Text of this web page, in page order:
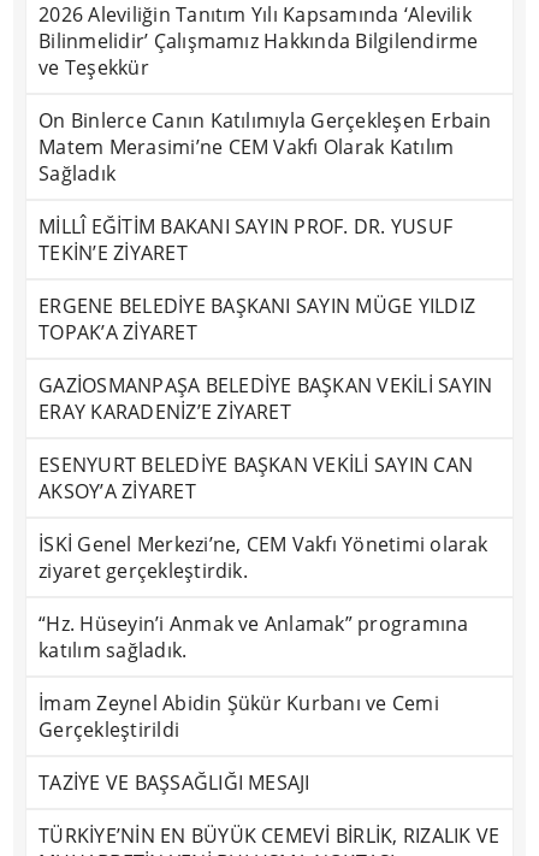
2026 Aleviliğin Tanıtım Yılı Kapsamında ‘Alevilik
Bilinmelidir’ Çalışmamız Hakkında Bilgilendirme
ve Teşekkür
On Binlerce Canın Katılımıyla Gerçekleşen Erbain
Matem Merasimi’ne CEM Vakfı Olarak Katılım
Sağladık
MİLLÎ EĞİTİM BAKANI SAYIN PROF. DR. YUSUF
TEKİN’E ZİYARET
ERGENE BELEDİYE BAŞKANI SAYIN MÜGE YILDIZ
TOPAK’A ZİYARET
GAZİOSMANPAŞA BELEDİYE BAŞKAN VEKİLİ SAYIN
ERAY KARADENİZ’E ZİYARET
ESENYURT BELEDİYE BAŞKAN VEKİLİ SAYIN CAN
AKSOY’A ZİYARET
İSKİ Genel Merkezi’ne, CEM Vakfı Yönetimi olarak
ziyaret gerçekleştirdik.
“Hz. Hüseyin’i Anmak ve Anlamak” programına
katılım sağladık.
İmam Zeynel Abidin Şükür Kurbanı ve Cemi
Gerçekleştirildi
TAZİYE VE BAŞSAĞLIĞI MESAJI
TÜRKİYE’NİN EN BÜYÜK CEMEVİ BİRLİK, RIZALIK VE